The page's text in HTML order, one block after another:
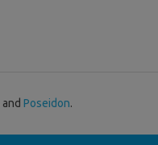
and Poseidon.